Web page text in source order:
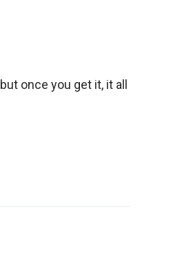
once you get it, it all